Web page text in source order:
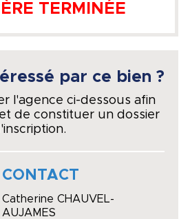
TERMINÉE
par ce bien ?
l'agence ci-dessous afin
de constituer un dossier
CONTACT
Catherine CHAUVEL-
AUJAMES